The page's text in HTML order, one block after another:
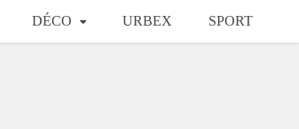
DÉCO URBEX SPORT